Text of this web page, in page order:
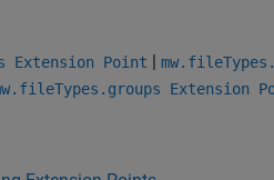
Extension Point |
Extension